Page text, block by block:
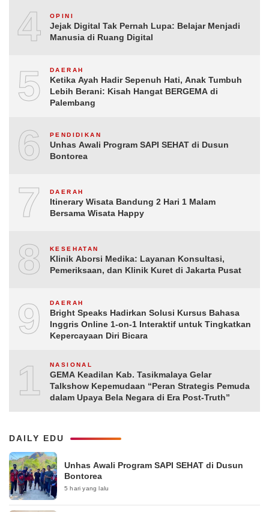
4 OPINI
Jejak Digital Tak Pernah Lupa: Belajar Menjadi
Manusia di Ruang Digital
5 DAERAH
Ketika Ayah Hadir Sepenuh Hati, Anak Tumbuh
Lebih Berani: Kisah Hangat BERGEMA di
Palembang
6 PENDIDIKAN
Unhas Awali Program SAPI SEHAT di Dusun
Bontorea
7 DAERAH
Itinerary Wisata Bandung 2 Hari 1 Malam
Bersama Wisata Happy
8 KESEHATAN
Klinik Aborsi Medika: Layanan Konsultasi,
Pemeriksaan, dan Klinik Kuret di Jakarta Pusat
9 DAERAH
Bright Speaks Hadirkan Solusi Kursus Bahasa
Inggris Online 1-on-1 Interaktif untuk Tingkatkan
Kepercayaan Diri Bicara
10NASIONAL
GEMA Keadilan Kab. Tasikmalaya Gelar
Talkshow Kepemudaan “Peran Strategis Pemuda
dalam Upaya Bela Negara di Era Post-Truth”
DAILY EDU
Unhas Awali Program SAPI SEHAT di Dusun
Bontorea
5 hari yang lalu